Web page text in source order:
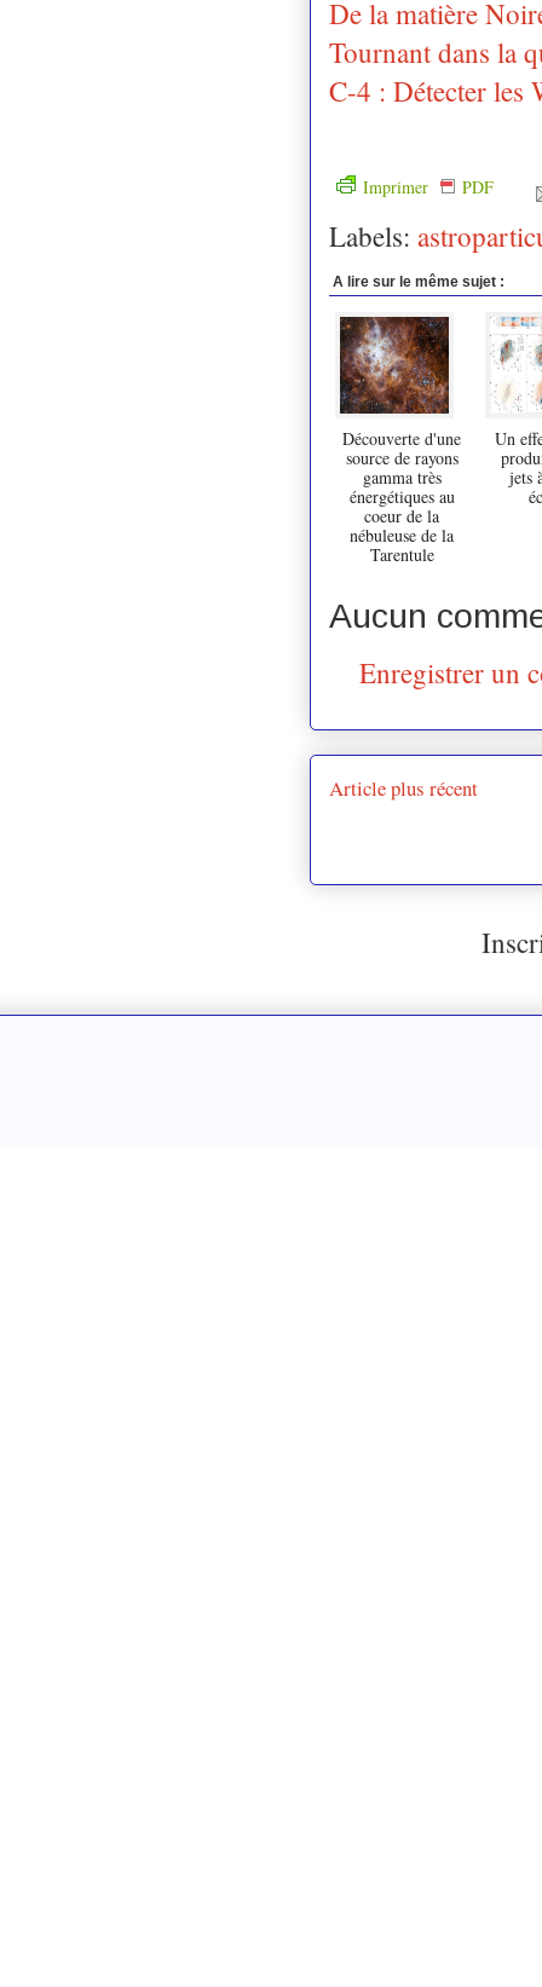
De la matière
Tournant dans la
C-4 : Détecter les
Imprimer PDF
Labels:
A lire sur le même sujet :
Découverte d'une
source de rayons
gamma très
énergétiques au
coeur de la
nébuleuse de la
Tarentule
Un
jets
Aucun
Enregistrer un
Article plus récent